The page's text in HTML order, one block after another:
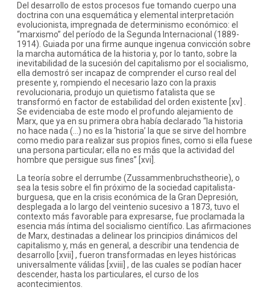
Del desarrollo de estos procesos fue tomando cuerpo una
doctrina con una esquemática y elemental interpretación
evolucionista, impregnada de determinismo económico: el
“marxismo” del período de la Segunda Internacional (1889-
1914). Guiada por una firme aunque ingenua convicción sobre
la marcha automática de la historia y, por lo tanto, sobre la
inevitabilidad de la sucesión del capitalismo por el socialismo,
ella demostró ser incapaz de comprender el curso real del
presente y, rompiendo el necesario lazo con la praxis
revolucionaria, produjo un quietismo fatalista que se
transformó en factor de estabilidad del orden existente [xv] .
Se evidenciaba de este modo el profundo alejamiento de
Marx, que ya en su primera obra había declarado “la historia
no hace nada (…) no es la ‘historia’ la que se sirve del hombre
como medio para realizar sus propios fines, como si ella fuese
una persona particular; ella no es más que la actividad del
hombre que persigue sus fines” [xvi].
La teoría sobre el derrumbe (Zussammenbruchstheorie), o
sea la tesis sobre el fin próximo de la sociedad capitalista-
burguesa, que en la crisis económica de la Gran Depresión,
desplegada a lo largo del veintenio sucesivo a 1873, tuvo el
contexto más favorable para expresarse, fue proclamada la
esencia más íntima del socialismo científico. Las afirmaciones
de Marx, destinadas a delinear los principios dinámicos del
capitalismo y, más en general, a describir una tendencia de
desarrollo [xvii] , fueron transformadas en leyes históricas
universalmente válidas [xviii] , de las cuales se podían hacer
descender, hasta los particulares, el curso de los
acontecimientos.